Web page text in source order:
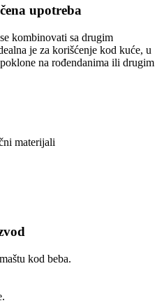
upotreba
kombinovati sa drugim
je za korišćenje kod kuće, u
na rođendanima ili drugim
materijali
kod beba.